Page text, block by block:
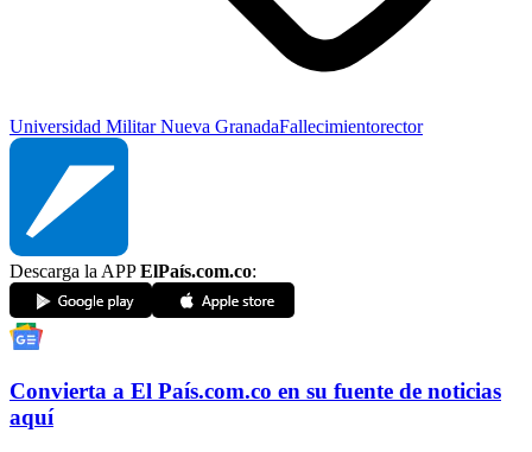
Universidad Militar Nueva GranadaFallecimientorector
Descarga la APPElPaís.com.co:
Convierta a El País.com.co en su fuente de noticias
aquí